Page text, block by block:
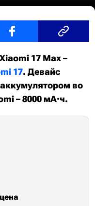
17 Max –
17. Девайс
во
– 8000 мА·ч.